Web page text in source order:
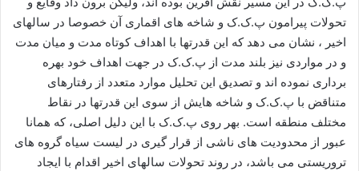
تحولات پیرامون پ.ک.ک و شاخه های اقماری آن خصوصا در سالهای
اخیر ، نشان می دهد که این قدرتها با اهداف کوتاه مدت و میان مدت
و در مواردی نیز بلند مدت از پ.ک.ک در جهت اهداف خود بهره
برداری نموده اند و تصدیق این تحلیل موارد متعدد از رفتارهای
متناقض با پ.ک.ک و شاخه هایش از سوی این قدرتها در نقاط
مختلف منطقه است. بهر روی پ.ک.ک با این دلیل اصلی، که همانا
عبور از محدودیت های ناشی از قرار گیری در لیست سیاه گروه های
تروریستی می باشد، در روند تحولات سالهای اخیر اقدام با ایجاد